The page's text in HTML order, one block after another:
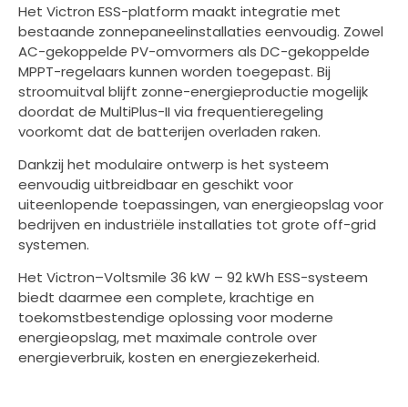
Het Victron ESS-platform maakt integratie met
bestaande zonnepaneelinstallaties eenvoudig. Zowel
AC-gekoppelde PV-omvormers als DC-gekoppelde
MPPT-regelaars kunnen worden toegepast. Bij
stroomuitval blijft zonne-energieproductie mogelijk
doordat de MultiPlus-II via frequentieregeling
voorkomt dat de batterijen overladen raken.
Dankzij het modulaire ontwerp is het systeem
eenvoudig uitbreidbaar en geschikt voor
uiteenlopende toepassingen, van energieopslag voor
bedrijven en industriële installaties tot grote off-grid
systemen.
Het Victron–Voltsmile 36 kW – 92 kWh ESS-systeem
biedt daarmee een complete, krachtige en
toekomstbestendige oplossing voor moderne
energieopslag, met maximale controle over
energieverbruik, kosten en energiezekerheid.